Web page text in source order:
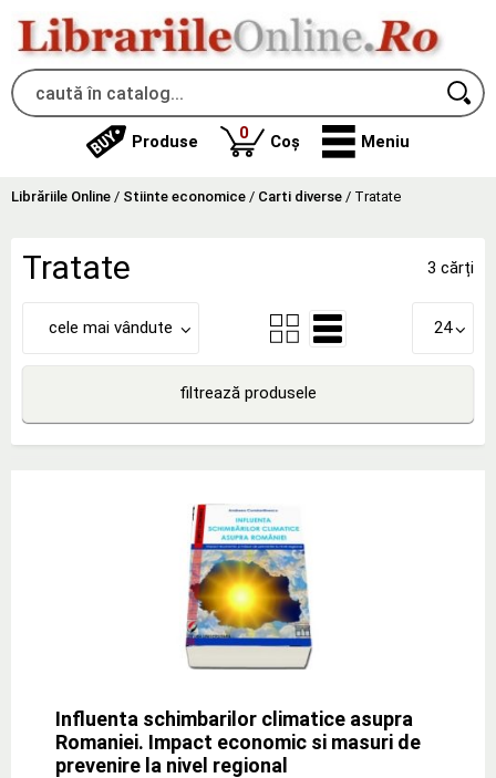
Produse 0produse
Coș Meniu
Librăriile Online / Stiinte economice / Carti diverse / Tratate
Tratate 3 cărți
cele mai vândute 24
filtrează produsele
Influenta schimbarilor climatice asupra
Romaniei. Impact economic si masuri de
prevenire la nivel regional